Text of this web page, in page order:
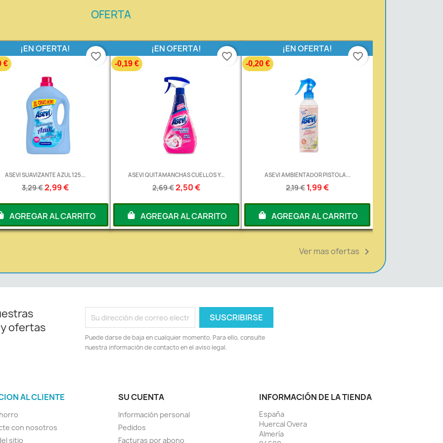
OFERTA
ASEVI SUAVIZANTE AZUL 125...
3,29 €2,99 €
¡EN OFERTA!
€
AGREGAR AL CARRITO
favorite_border
ASEVI QUITAMANCHAS CUELLOS Y...
2,69 €2,50 €
¡EN OFERTA!
-0,19 €
AGREGAR AL CARRITO
favorite_border
ASEVI AMBIENTADOR PISTOLA...
2,19 € 1,99 €
¡EN OFERTA!
-0,20 €
AGREGAR AL CARRITO
favorite_border
Ver mas ofertas 
ofertas
Puede darse de baja en cualquier momento. Para ello, consulte
nuestra información de contacto en el aviso legal.
AL CLIENTE
con nosotros
sitio
SU CUENTA
Información personal
Pedidos
Facturas por abono
INFORMACIÓN DE LA TIENDA
España
Huercal Overa
Almería